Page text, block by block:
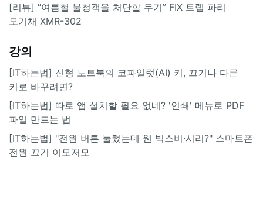
[리뷰] “여름철 불청객을 처단할 무기” FIX 트랩 파리
모기채 XMR-302
강의
[IT하는법] 신형 노트북의 코파일럿(AI) 키, 끄거나 다른
키로 바꾸려면?
[IT하는법] 따로 앱 설치할 필요 없네? '인쇄' 메뉴로 PDF
파일 만드는 법
[IT하는법] "전원 버튼 눌렀는데 웬 빅스비·시리?" 스마트폰
전원 끄기 이모저모